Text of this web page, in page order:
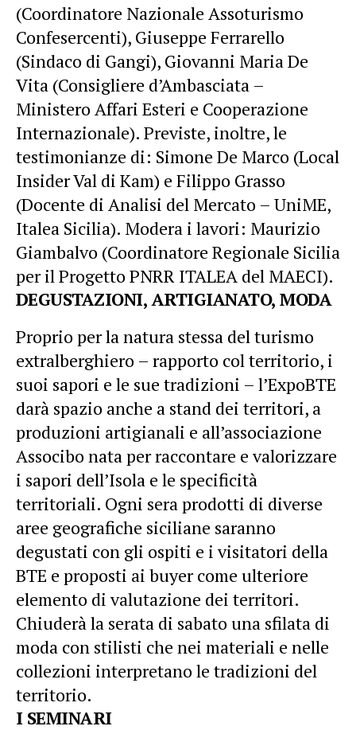
(Coordinatore Nazionale Assoturismo
Confesercenti), Giuseppe Ferrarello
(Sindaco di Gangi), Giovanni Maria De
Vita (Consigliere d’Ambasciata –
Ministero Affari Esteri e Cooperazione
Internazionale). Previste, inoltre, le
testimonianze di: Simone De Marco (Local
Insider Val di Kam) e Filippo Grasso
(Docente di Analisi del Mercato – UniME,
Italea Sicilia). Modera i lavori: Maurizio
Giambalvo (Coordinatore Regionale Sicilia
per il Progetto PNRR ITALEA del MAECI).
DEGUSTAZIONI, ARTIGIANATO, MODA
Proprio per la natura stessa del turismo
extralberghiero – rapporto col territorio, i
suoi sapori e le sue tradizioni – l’ExpoBTE
darà spazio anche a stand dei territori, a
produzioni artigianali e all’associazione
Associbo nata per raccontare e valorizzare
i sapori dell’Isola e le specificità
territoriali. Ogni sera prodotti di diverse
aree geografiche siciliane saranno
degustati con gli ospiti e i visitatori della
BTE e proposti ai buyer come ulteriore
elemento di valutazione dei territori.
Chiuderà la serata di sabato una sfilata di
moda con stilisti che nei materiali e nelle
collezioni interpretano le tradizioni del
territorio.
I SEMINARI